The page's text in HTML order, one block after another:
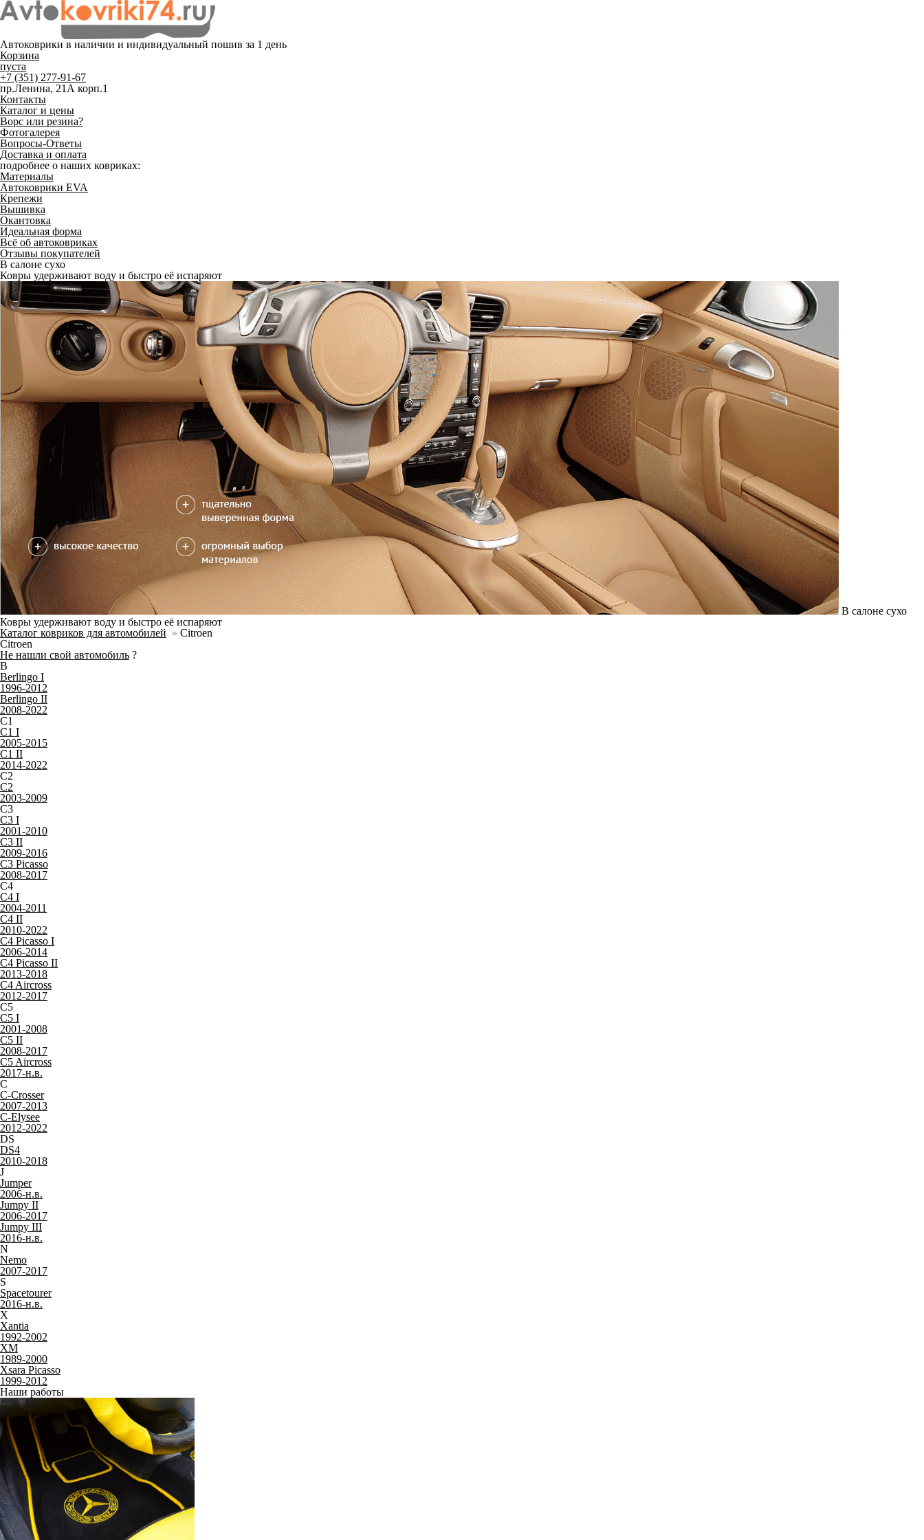
Автоковрики в наличии и индивидуальный пошив за 1 день
Корзина
пуста
+7 (351) 277-91-67
пр.Ленина, 21А корп.1
Контакты
Каталог и цены
Ворс или резина?
Фотогалерея
Вопросы-Ответы
Доставка и оплата
подробнее о наших ковриках:
Материалы
Автоковрики EVA
Крепежи
Вышивка
Окантовка
Идеальная форма
Всё об автоковриках
Отзывы покупателей
В салоне сухо
Ковры удерживают воду и быстро её испаряют
В салоне сухо
Ковры удерживают воду и быстро её испаряют
Только качественные российские материалы
Каталог ковриков для автомобилей
Citroen
Не нашли свой автомобиль
B
Berlingo I
1996-2012
Berlingo II
2008-2022
C1
C1 I
2005-2015
C1 II
2014-2022
C2
C2
2003-2009
C3
C3 I
2001-2010
C3 II
2009-2016
C3 Picasso
2008-2017
C4
C4 I
2004-2011
C4 II
2010-2022
C4 Picasso I
2006-2014
C4 Picasso II
2013-2018
C4 Aircross
2012-2017
C5
C5 I
2001-2008
C5 II
2008-2017
C5 Aircross
2017-н.в.
C-Crosser
2007-2013
C-Elysee
2012-2022
DS
DS4
2010-2018
J
Jumper